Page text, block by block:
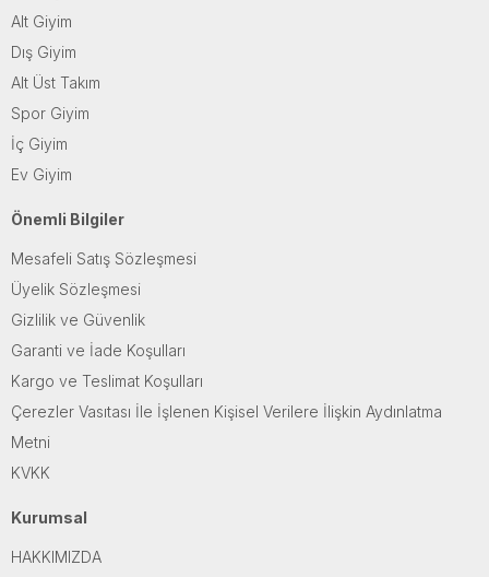
Alt Giyim
Dış Giyim
Alt Üst Takım
Spor Giyim
İç Giyim
Ev Giyim
Önemli Bilgiler
Mesafeli Satış Sözleşmesi
Üyelik Sözleşmesi
Gizlilik ve Güvenlik
Garanti ve İade Koşulları
Kargo ve Teslimat Koşulları
Çerezler Vasıtası İle İşlenen Kişisel Verilere İlişkin Aydınlatma
Metni
KVKK
Kurumsal
HAKKIMIZDA